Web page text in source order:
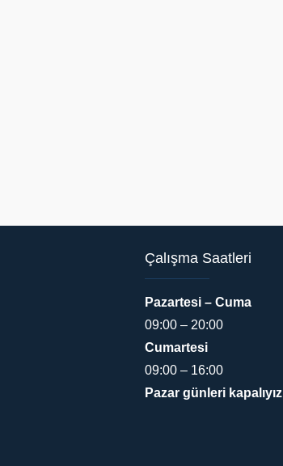
Çalışma Saatleri
Pazartesi – Cuma
09:00 – 20:00
Cumartesi
09:00 – 16:00
Pazar günleri